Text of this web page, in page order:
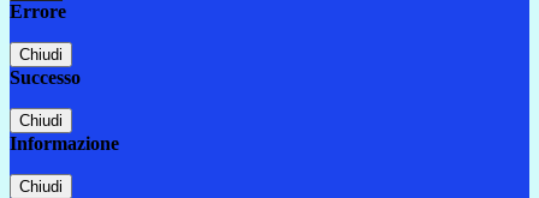
Errore
Chiudi
Successo
Chiudi
Informazione
Chiudi